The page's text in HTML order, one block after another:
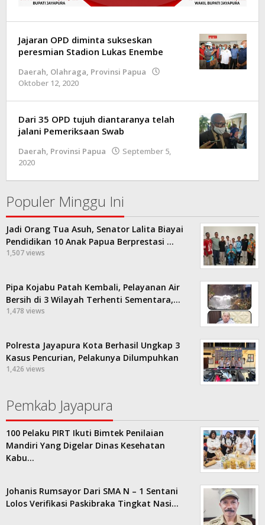
Jajaran OPD diminta sukseskan
peresmian Stadion Lukas Enembe
Daerah Olahraga Provinsi Papua
Oktober 12, 2020
Dari 35 OPD tujuh diantaranya telah
jalani Pemeriksaan Swab
Daerah Provinsi Papua
September 5,
2020
Populer Minggu Ini
Jadi Orang Tua Asuh, Senator Lalita Biayai
Pendidikan 10 Anak Papua Berprestasi …
1,507 views
Pipa Kojabu Patah Kembali, Pelayanan Air
Bersih di 3 Wilayah Terhenti Sementara,…
1,478 views
Polresta Jayapura Kota Berhasil Ungkap 3
Kasus Pencurian, Pelakunya Dilumpuhkan
1,426 views
Pemkab Jayapura
100 Pelaku PIRT Ikuti Bimtek Penilaian
Mandiri Yang Digelar Dinas Kesehatan
Kabu…
Johanis Rumsayor Dari SMA N – 1 Sentani
Lolos Verifikasi Paskibraka Tingkat Nasi…